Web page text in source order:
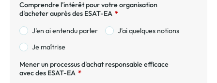
Comprendre l'intérêt pour votre organisation
d'acheter auprès des ESAT-EA *
J'en ai entendu parler
J'ai quelques notions
Je maîtrise
Mener un processus d'achat responsable efficace
avec des ESAT-EA *